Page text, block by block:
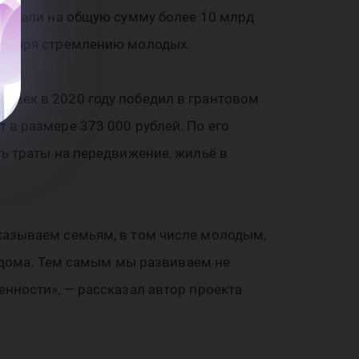
на общую сумму более 10 млрд
стремлению молодых.
в 2020 году победил в грантовом
в размере 373 000 рублей. По его
траты на передвижение, жильё в
семьям, в том числе молодым,
дома. Тем самым мы развиваем не
— рассказал автор проекта